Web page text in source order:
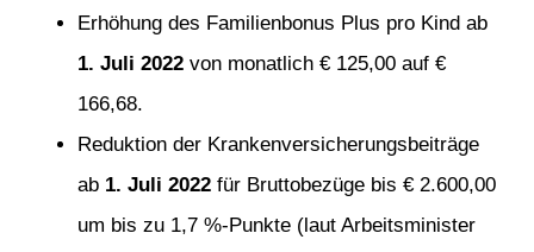
Erhöhung des Familienbonus Plus pro Kind ab
1. Juli 2022 von monatlich € 125,00 auf €
166,68.
Reduktion der Krankenversicherungsbeiträge
ab 1. Juli 2022 für Bruttobezüge bis € 2.600,00
um bis zu 1,7 %-Punkte (laut Arbeitsminister